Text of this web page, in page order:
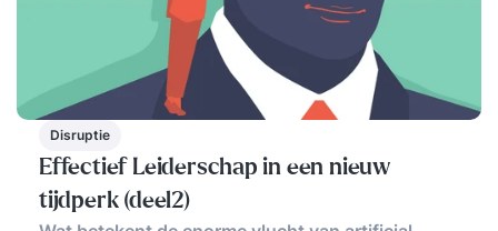
Disruptie
Effectief Leiderschap in een nieuw
tijdperk (deel2)